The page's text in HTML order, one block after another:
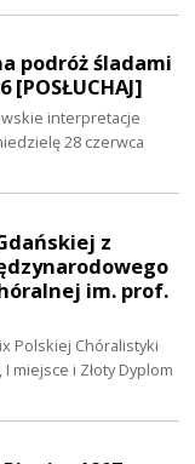
podróż śladami
[POSŁUCHAJ]
interpretacje
28 czerwca
z
im. prof.
Polskiej Chóralistyki
miejsce i Złoty Dyplom